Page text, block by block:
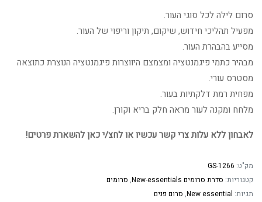
המקורי
היה:
503.00 ₪.
הוא:
412.46 ₪.
סרום לילה לכל סוגי העור.
מפעיל תהליכי חידוש, שיקום, תיקון וריפוי של העור.
מסייע בהבהרת העור.
מבהיר כתמי פיגמנטציה ומצמצם היווצרות פיגמנטציה הנוצרת כתוצאה
מסטרס עורי.
מפחית רמת דלקתיות בעור.
מלחח ומקנה לעור מראה חלק בריא וקורן.
לאבחון ללא עלות צרי קשר עכשיו או לחצ/י כאן להשארת פרטים!
מק"ט: GS-1266
קטגוריות: סדרת סרומים New-essentials , סרומים
תגיות: New essential
, סרום פנים